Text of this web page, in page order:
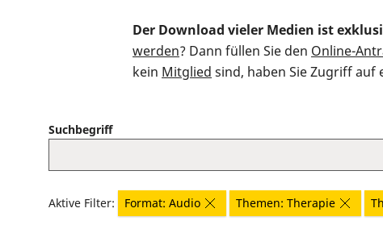
Der Download vieler Medien ist
werden? Dann füllen Sie den Online-
kein Mitglied sind, haben Sie Zugriff auf
Suchbegriff
Aktive Filter: Format: Audio Themen: Therapie